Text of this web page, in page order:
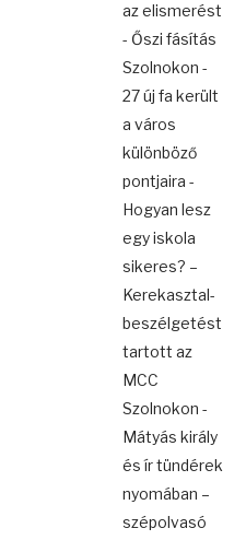
az elismerést
- Őszi fásítás
Szolnokon -
27 új fa került
a város
különböző
pontjaira -
Hogyan lesz
egy iskola
sikeres? –
Kerekasztal-
beszélgetést
tartott az
MCC
Szolnokon -
Mátyás király
és ír tündérek
nyomában –
szépolvasó